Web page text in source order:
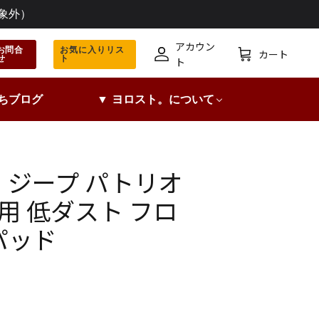
外）
問合 お気に入りリス
ト
ン
アカウン
ト
カ
カート
ブログ ▼ ヨロスト。について
ープ パトリオ
低ダスト フロ
ド